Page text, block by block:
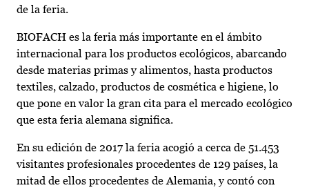
de la feria.
BIOFACH es la feria más importante en el ámbito
internacional para los productos ecológicos, abarcando
desde materias primas y alimentos, hasta productos
textiles, calzado, productos de cosmética e higiene, lo
que pone en valor la gran cita para el mercado ecológico
que esta feria alemana significa.
En su edición de 2017 la feria acogió a cerca de 51.453
visitantes profesionales procedentes de 129 países, la
mitad de ellos procedentes de Alemania, y contó con